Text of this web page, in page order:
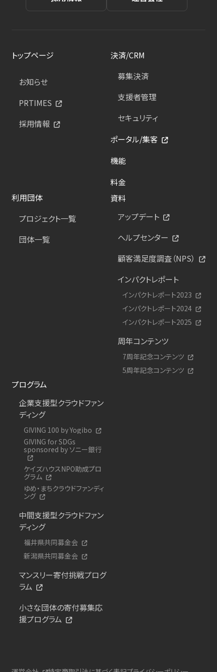
トップページ
お知らせ
PRTIMES
採用情報
決済/CRM
募集決済
支援者管理
セキュリティ
ポータル/集客
機能
料金
利用団体
プロジェクト一覧
団体一覧
資料
アップデート
ヘルプセンター
顧客満足度調査（NPS）
インパクトレポート
インパクトレポート2023
インパクトレポート2024
インパクトレポート2025
周年コンテンツ
7周年記念コンテンツ
5周年記念コンテンツ
プログラム
企業支援型クラウドファン
ディング
GIVING 100 by Yogibo
GIVING for SDGs
sponsored by ソニー銀行
ケイズハウスNPO助成プロ
グラム
ゆめ・まちクラウドファンディ
ング
中間支援型クラウドファン
ディング
福井県共同募金会
新潟県共同募金会
マンスリー寄付挑戦プログ
ラム
小さな団体の寄付募集応
援プログラム